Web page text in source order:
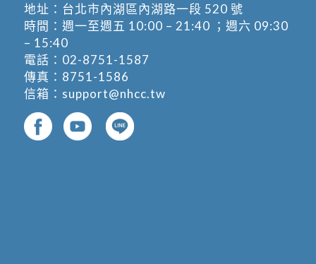
地址： 台北市內湖區內湖路一段 520 號
時間：週一至週五 10:00 – 21:40 ；週六 09:30
– 15:40
電話： 02-8751-1587
傳真：8751-1586
信箱： support@nhcc.tw